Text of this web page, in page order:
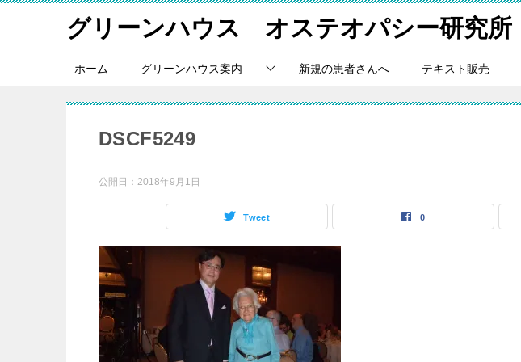
グリーンハウス オステオパシー研究所
ホーム グリーンハウス案内 新規の患者さんへ テキスト販売
DSCF5249
公開日： 2018年9月1日
Tweet 0